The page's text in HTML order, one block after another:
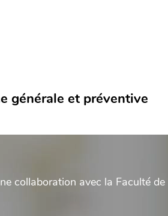
générale et préventive
collaboration avec la Faculté